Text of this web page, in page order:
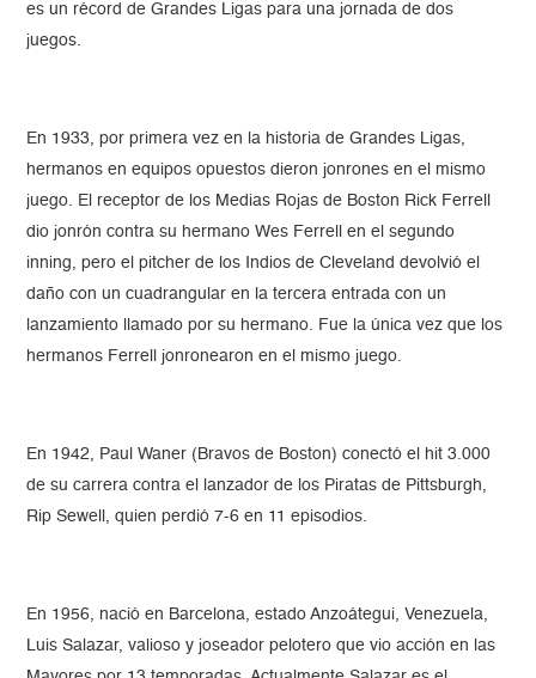
es un récord de Grandes Ligas para una jornada de dos
juegos.
En 1933, por primera vez en la historia de Grandes Ligas,
hermanos en equipos opuestos dieron jonrones en el mismo
juego. El receptor de los Medias Rojas de Boston Rick Ferrell
dio jonrón contra su hermano Wes Ferrell en el segundo
inning, pero el pitcher de los Indios de Cleveland devolvió el
daño con un cuadrangular en la tercera entrada con un
lanzamiento llamado por su hermano. Fue la única vez que los
hermanos Ferrell jonronearon en el mismo juego.
En 1942, Paul Waner (Bravos de Boston) conectó el hit 3.000
de su carrera contra el lanzador de los Piratas de Pittsburgh,
Rip Sewell, quien perdió 7-6 en 11 episodios.
En 1956, nació en Barcelona, estado Anzoátegui, Venezuela,
Luis Salazar, valioso y joseador pelotero que vio acción en las